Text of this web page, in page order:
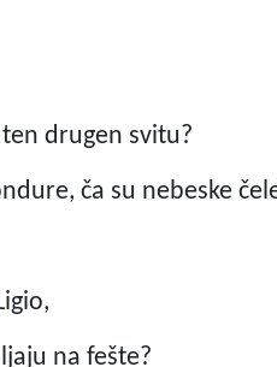
drugen svitu?
ča su nebeske
na fešte?